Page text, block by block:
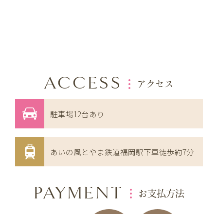
ACCESS アクセス
駐車場12台あり
あいの風とやま鉄道福岡駅下車徒歩約7分
PAYMENT お支払方法